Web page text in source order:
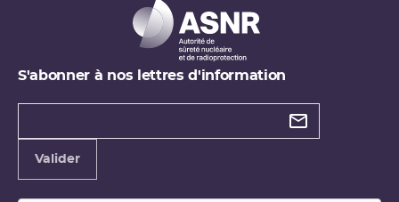
S'abonner à nos lettres d'information
Types de
Valider